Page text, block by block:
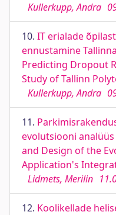
Kullerkupp, Andra
10. IT erialade
ennustamine
Predicting Dropout
Study of Tallinn
Kullerkupp, Andra
11.
evolutsiooni
and Design of the
Application's
Lidmets, Merilin
12. Koolikellade